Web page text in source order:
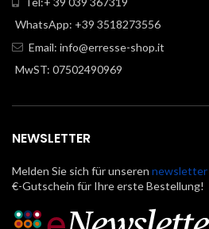
WhatsApp: +39 3518273556
Email: info@erresse-shop.it
MwST: 07502490969
NEWSLETTER
Melden Sie sich für unseren newsletter
€-Gutschein für Ihre erste Bestellung!